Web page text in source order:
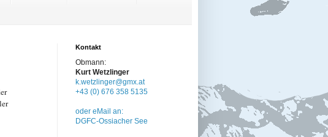
Kontakt
Obmann:
Kurt Wetzlinger
k.wetzlinger@gmx.at
+43 (0) 676 358 5135
oder eMail an:
DGFC-Ossiacher See